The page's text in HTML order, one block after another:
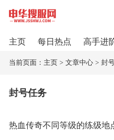
主页 每日热点 高手进
当前页面： 主页> 文章中心> 封
封号任务
热血传奇不同等级的练级地